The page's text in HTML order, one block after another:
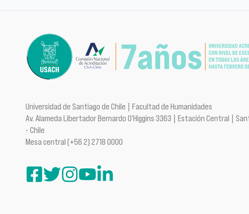
Universidad de Santiago de Chile | Facultad de Humanidades
Av. Alameda Libertador Bernardo O'Higgins 3363 | Estación Central |
- Chile
Mesa central (+56 2) 2718 0000